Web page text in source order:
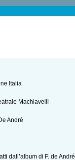
Italia
Machiavelli
Andrè
dall’album di F. de André